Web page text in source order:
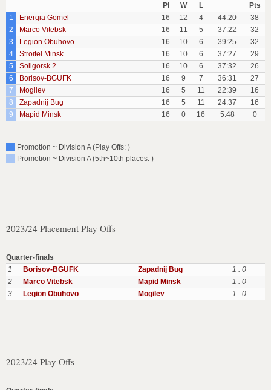
Pl W L
Pts
1
Energia Gomel 16 12 4 44:20
38
2
Marco Vitebsk 16 11 5 37:22
32
3
Legion Obuhovo 16 10 6 39:25
32
4
Stroitel Minsk 16 10 6 37:27
29
5
Soligorsk 2 16 10 6 37:32
26
6
Borisov-BGUFK 16 9 7 36:31
27
7
Mogilev 16 5 11 22:39
16
8
Zapadnij Bug 16 5 11 24:37
16
9
Mapid Minsk 16 0 16 5:48 0
Promotion ~ Division A (Play Offs: )
Promotion ~ Division A (5th~10th places: )
2023/24 Placement Play Offs
Quarter-finals
1
Borisov-BGUFK Zapadnij Bug
1 : 0
2
Marco Vitebsk Mapid Minsk
1 : 0
3
Legion Obuhovo Mogilev 1 : 0
2023/24 Play Offs